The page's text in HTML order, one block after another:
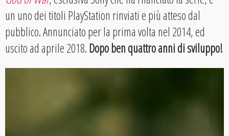
un uno dei titoli PlayStation rinviati e più atteso dal
pubblico. Annunciato per la prima volta nel 2014, ed
uscito ad aprile 2018.Dopo ben quattro anni di sviluppo!